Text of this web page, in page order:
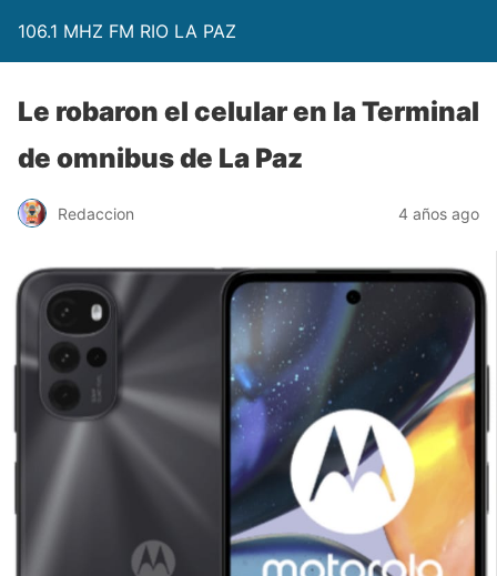
106.1 MHZ FM RIO LA PAZ
Le robaron el celular en la Terminal
de omnibus de La Paz
Redaccion 4 años ago